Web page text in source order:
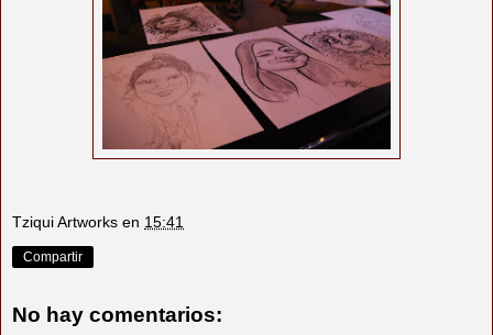
Tziqui Artworks en 15:41
Compartir
No hay comentarios: